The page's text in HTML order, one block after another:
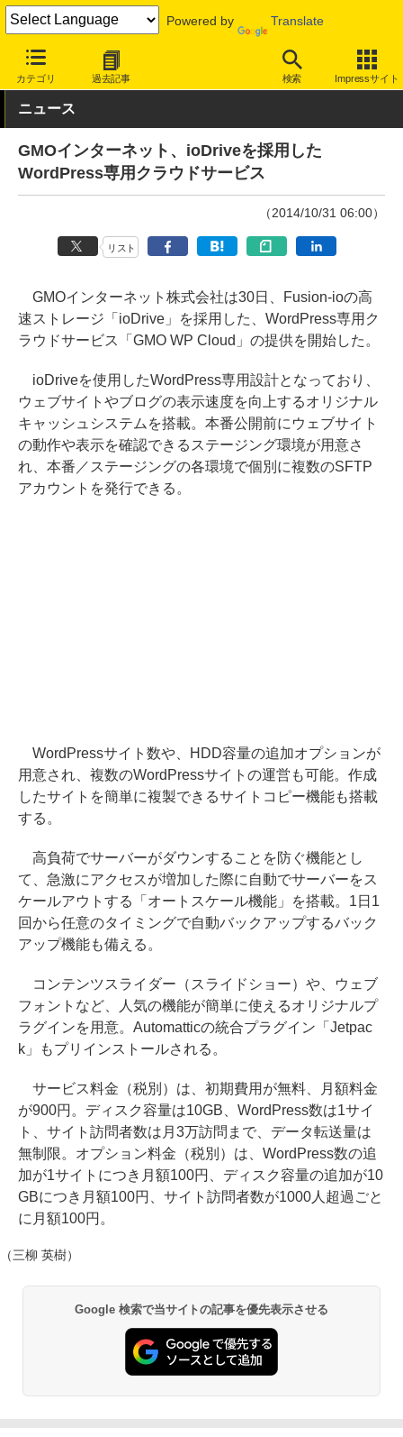
Powered by Translate
カテゴリ 過去記事 検索 Impressサイト
INTERNET Watch サービス/ソフト サービス レンタルサーバ
ニュース
GMOインターネット、ioDriveを採用した
WordPress専用クラウドサービス
（2014/10/31 06:00）
リスト
GMOインターネット株式会社は30日、Fusion-ioの高
速ストレージ「ioDrive」を採用した、WordPress専用ク
ラウドサービス「GMO WP Cloud」の提供を開始した。
ioDriveを使用したWordPress専用設計となっており、
ウェブサイトやブログの表示速度を向上するオリジナル
キャッシュシステムを搭載。本番公開前にウェブサイト
の動作や表示を確認できるステージング環境が用意さ
れ、本番／ステージングの各環境で個別に複数のSFTP
アカウントを発行できる。
WordPressサイト数や、HDD容量の追加オプションが
用意され、複数のWordPressサイトの運営も可能。作成
したサイトを簡単に複製できるサイトコピー機能も搭載
する。
高負荷でサーバーがダウンすることを防ぐ機能とし
て、急激にアクセスが増加した際に自動でサーバーをス
ケールアウトする「オートスケール機能」を搭載。1日1
回から任意のタイミングで自動バックアップするバック
アップ機能も備える。
コンテンツスライダー（スライドショー）や、ウェブ
フォントなど、人気の機能が簡単に使えるオリジナルプ
ラグインを用意。Automatticの統合プラグイン「Jetpac
k」もプリインストールされる。
サービス料金（税別）は、初期費用が無料、月額料金
が900円。ディスク容量は10GB、WordPress数は1サイ
ト、サイト訪問者数は月3万訪問まで、データ転送量は
無制限。オプション料金（税別）は、WordPress数の追
加が1サイトにつき月額100円、ディスク容量の追加が10
GBにつき月額100円、サイト訪問者数が1000人超過ごと
に月額100円。
（三柳 英樹）
Google 検索で当サイトの記事を優先表示させる